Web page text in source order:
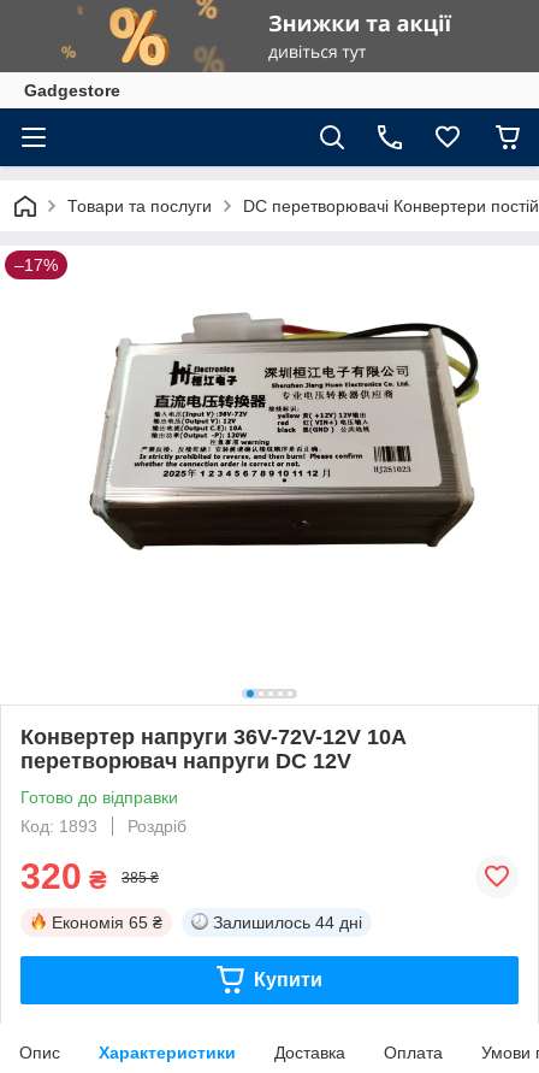
Gadgestore
Товари та послуги DC перетворювачі Конвертери
–17%
Конвертер напруги 36V-72V-12V 10A
перетворювач напруги DC 12V
Готово до відправки
Код: 1893
Роздріб
320 ₴ 385 ₴
Економія 65 ₴ Залишилось 44 дні
Купити
Опис Характеристики Доставка Оплата Умови